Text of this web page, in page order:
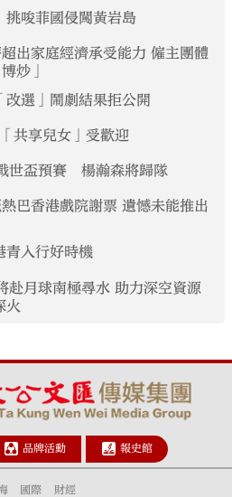
挑唆菲國侵闖黃岩島
出家庭經濟承受能力 僱主團體
炒」
改選」鬧劇結果拒公開
共享兒女」受歡迎
世盃預賽 楊瀚森將歸隊
巴香港戲院謝票 遺憾未能推出
青入行好時機
赴月球南極尋水 助力深空資源
火
品牌活動 報史館
國際 財經